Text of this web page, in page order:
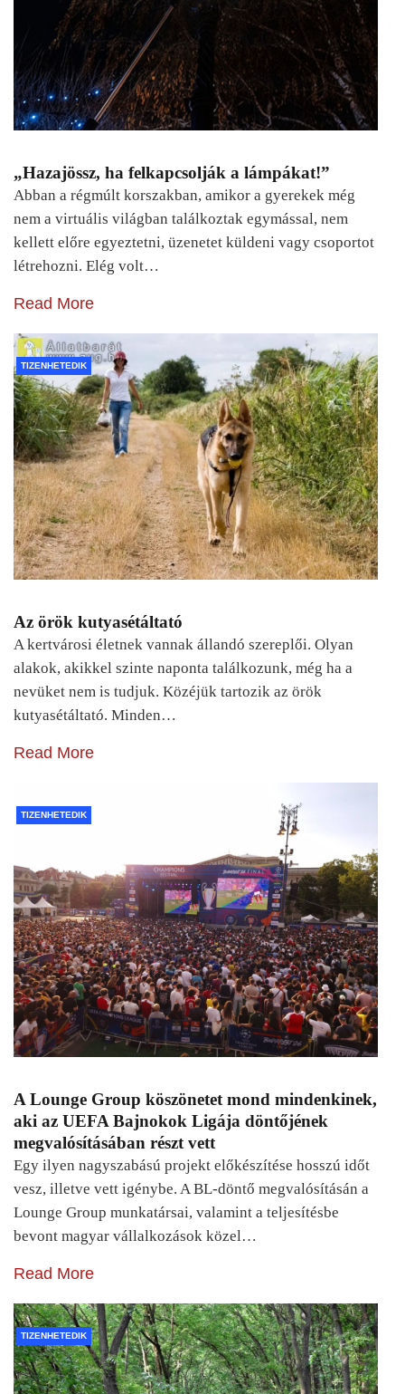
„Hazajössz, ha felkapcsolják a lámpákat!”
Abban a régmúlt korszakban, amikor a gyerekek még
nem a virtuális világban találkoztak egymással, nem
kellett előre egyeztetni, üzenetet küldeni vagy csoportot
létrehozni. Elég volt…
Read More
TIZENHETEDIK
Az örök kutyasétáltató
A kertvárosi életnek vannak állandó szereplői. Olyan
alakok, akikkel szinte naponta találkozunk, még ha a
nevüket nem is tudjuk. Közéjük tartozik az örök
kutyasétáltató. Minden…
Read More
TIZENHETEDIK
A Lounge Group köszönetet mond mindenkinek,
aki az UEFA Bajnokok Ligája döntőjének
megvalósításában részt vett
Egy ilyen nagyszabású projekt előkészítése hosszú időt
vesz, illetve vett igénybe. A BL-döntő megvalósításán a
Lounge Group munkatársai, valamint a teljesítésbe
bevont magyar vállalkozások közel…
Read More
TIZENHETEDIK